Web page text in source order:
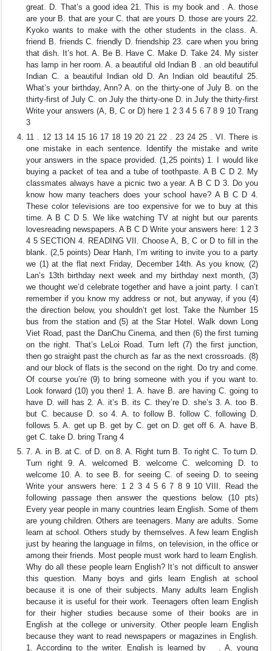
great. D. That’s a good idea 21. This is my book and . A. those
are your B. that are your C. that are yours D. those are yours 22.
Kyoko wants to make with the other students in the class. A.
friend B. friends C. friendly D. friendship 23. care when you bring
that dish. It’s hot. A. Be B. Have C. Make D. Take 24. My sister
has lamp in her room. A. a beautiful old Indian B . an old beautiful
Indian C. a beautiful Indian old D. An Indian old beautiful 25.
What’s your birthday, Ann? A. on the thirty-one of July B. on the
thirty-first of July C. on July the thirty-one D. in July the thirty-first
Write your answers (A, B, C or D) here 1 2 3 4 5 6 7 8 9 10 Trang
3
11 . 12 13 14 15 16 17 18 19 20 21 22 . 23 24 25 . VI. There is
one mistake in each sentence. Identify the mistake and write
your answers in the space provided. (1,25 points) 1. I would like
buying a packet of tea and a tube of toothpaste. A B C D 2. My
classmates always have a picnic two a year. A B C D 3. Do you
know how many teachers does your school have? A B C D 4.
These color televisions are too expensive for we to buy at this
time. A B C D 5. We like watching TV at night but our parents
lovesreading newspapers. A B C D Write your answers here: 1 2 3
4 5 SECTION 4. READING VII. Choose A, B, C or D to fill in the
blank. (2,5 points) Dear Hanh, I’m writing to invite you to a party
we (1) at the flat next Friday, December 14th. As you know, (2)
Lan’s 13th birthday next week and my birthday next month, (3)
we thought we’d celebrate together and have a joint party. I can’t
remember if you know my address or not, but anyway, if you (4)
the direction below, you shouldn’t get lost. Take the Number 15
bus from the station and (5) at the Star Hotel. Walk down Long
Viet Road, past the DanChu Cinema, and then (6) the first turning
on the right. That’s LeLoi Road. Turn left (7) the first junction,
then go straight past the church as far as the next crossroads. (8)
and our block of flats is the second on the right. Do try and come.
Of course you’re (9) to bring someone with you if you want to.
Look forward (10) you then! 1. A. have B. are having C. going to
have D. will has 2. A. it’s B. its C. they’re D. she’s 3. A. too B.
but C. because D. so 4. A. to follow B. follow C. following D.
follows 5. A. get up B. get by C. get on D. get off 6. A. have B.
get C. take D. bring Trang 4
7. A. in B. at C. of D. on 8. A. Right turn B. To right C. To turn D.
Turn right 9. A. welcomed B. welcome C. welcoming D. to
welcome 10. A. to see B. for seeing C. of seeing D. to seeing
Write your answers here: 1 2 3 4 5 6 7 8 9 10 VIII. Read the
following passage then answer the questions below. (10 pts)
Every year people in many countries learn English. Some of them
are young children. Others are teenagers. Many are adults. Some
learn at school. Others study by themselves. A few learn English
just by hearing the language in films, on television, in the office or
among their friends. Most people must work hard to learn English.
Why do all these people learn English? It’s not difficult to answer
this question. Many boys and girls learn English at school
because it is one of their subjects. Many adults learn English
because it is useful for their work. Teenagers often learn English
for their higher studies because some of their books are in
English at the college or university. Other people learn English
because they want to read newspapers or magazines in English.
1. According to the writer. English is learned by___. A. young